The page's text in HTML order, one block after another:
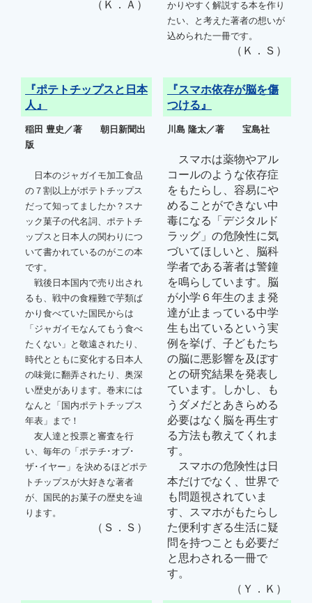
（Ｋ．Ａ）
かりやすく解説する本を作り
たい、と考えた著者の想いが
込められた一冊です。
（Ｋ．Ｓ）
『ポテトチップスと日本
人』
『スマホ依存が脳を傷
つける』
稲田 豊史／著 朝日新聞出
版
日本のジャガイモ加工食品
の７割以上がポテトチップス
だって知ってましたか？スナ
ック菓子の代名詞、ポテトチ
ップスと日本人の関わりにつ
いて書かれているのがこの本
です。
戦後日本国内で売り出され
るも、戦中の食糧難で芋類ば
かり食べていた国民からは
「ジャガイモなんてもう食べ
たくない」と敬遠されたり、
時代とともに変化する日本人
の味覚に翻弄されたり、奥深
い歴史があります。巻末には
なんと「国内ポテトチップス
年表」まで！
友人達と投票と審査を行
い、毎年の「ポテチ･オブ･
ザ･イヤー」を決めるほどポテ
トチップスが大好きな著者
が、国民的お菓子の歴史を辿
ります。
（Ｓ．Ｓ）
川島 隆太／著 宝島社
スマホは薬物やアル
コールのような依存症
をもたらし、容易にや
めることができない中
毒になる「デジタルド
ラッグ」の危険性に気
づいてほしいと、脳科
学者である著者は警鐘
を鳴らしています。脳
が小学６年生のまま発
達が止まっている中学
生も出ているという実
例を挙げ、子どもたち
の脳に悪影響を及ぼす
との研究結果を発表し
ています。しかし、も
うダメだとあきらめる
必要はなく脳を再生す
る方法も教えてくれま
す。
スマホの危険性は日
本だけでなく、世界で
も問題視されていま
す、スマホがもたらし
た便利すぎる生活に疑
問を持つことも必要だ
と思わされる一冊で
す。
（Ｙ．Ｋ）